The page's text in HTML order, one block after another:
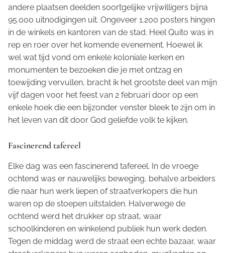
andere plaatsen deelden soortgelijke vrijwilligers bijna
95.000 uitnodigingen uit. Ongeveer 1.200 posters hingen
in de winkels en kantoren van de stad. Heel Quito was in
rep en roer over het komende evenement. Hoewel ik
wel wat tijd vond om enkele koloniale kerken en
monumenten te bezoeken die je met ontzag en
toewijding vervullen, bracht ik het grootste deel van mijn
vijf dagen voor het feest van 2 februari door op een
enkele hoek die een bijzonder venster bleek te zijn om in
het leven van dit door God geliefde volk te kijken.
Fascinerend tafereel
Elke dag was een fascinerend tafereel. In de vroege
ochtend was er nauwelijks beweging, behalve arbeiders
die naar hun werk liepen of straatverkopers die hun
waren op de stoepen uitstalden. Halverwege de
ochtend werd het drukker op straat, waar
schoolkinderen en winkelend publiek hun werk deden.
Tegen de middag werd de straat een echte bazaar, waar